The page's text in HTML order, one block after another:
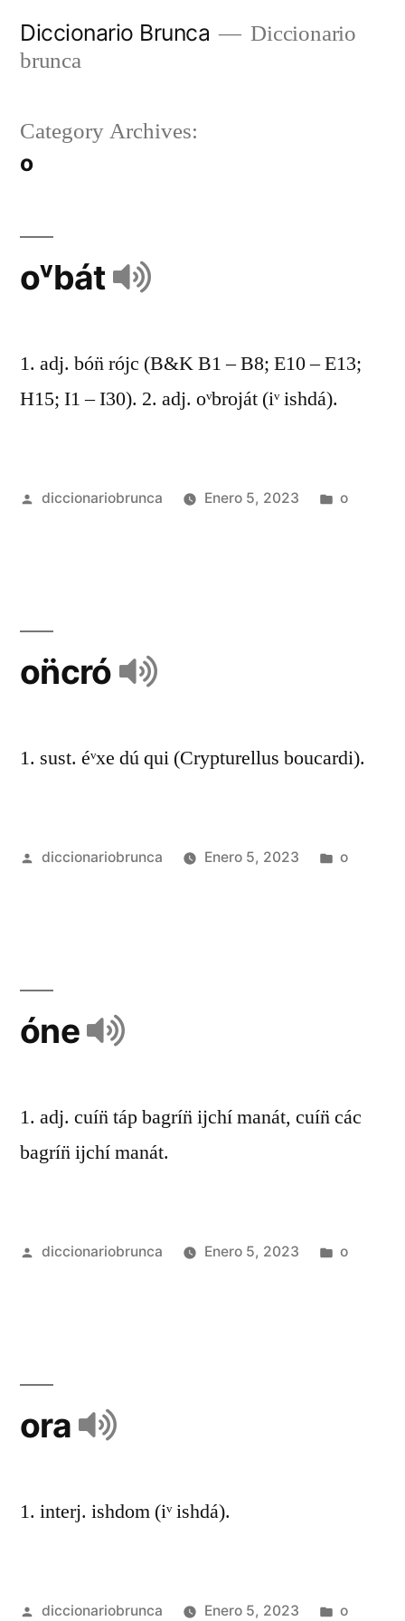
Diccionario Brunca
Diccionario
brunca
Category Archives:
o
oᵛbát
1. adj. bón̈ rójc (B&K B1 – B8; E10 – E13;
H15; I1 – I30). 2. adj. oᵛbroját (iᵛ ishdá).
diccionariobrunca Enero 5, 2023 o
on̈cró
1. sust. éᵛxe dú qui (Crypturellus boucardi).
diccionariobrunca Enero 5, 2023 o
óne
1. adj. cuín̈ táp bagrín̈ ijchí manát, cuín̈ các
bagrín̈ ijchí manát.
diccionariobrunca Enero 5, 2023 o
ora
1. interj. ishdom (iᵛ ishdá).
diccionariobrunca Enero 5, 2023 o